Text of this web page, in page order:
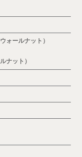
ォールナット）
ナット）